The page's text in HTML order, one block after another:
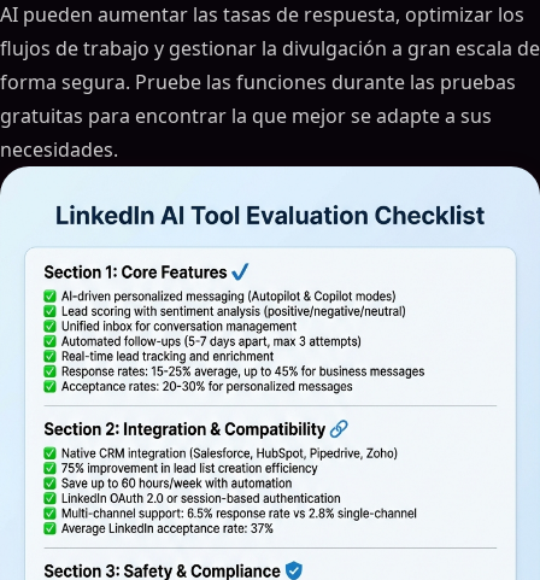
AI pueden aumentar las tasas de respuesta, optimizar los
flujos de trabajo y gestionar la divulgación a gran escala de
forma segura. Pruebe las funciones durante las pruebas
gratuitas para encontrar la que mejor se adapte a sus
necesidades.